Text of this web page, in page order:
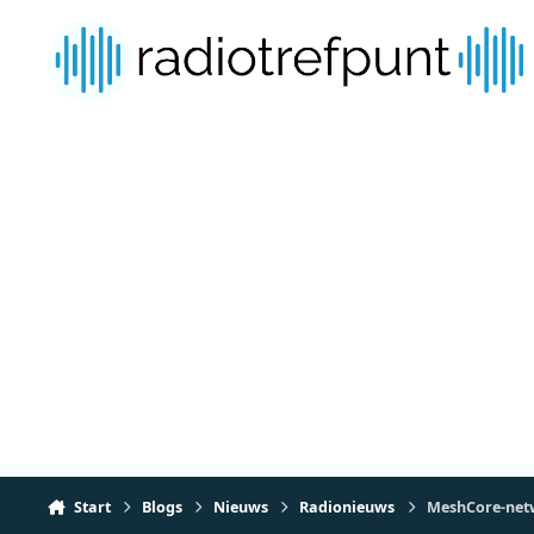
Start Blogs Nieuws Radionieuws MeshCore-